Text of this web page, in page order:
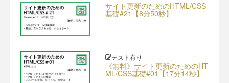
サイト更新のためのHTML/CSS
基礎#21【8分50秒】
テスト有り
《無料》サイト更新のためのHT
ML/CSS基礎#01【17分14秒】